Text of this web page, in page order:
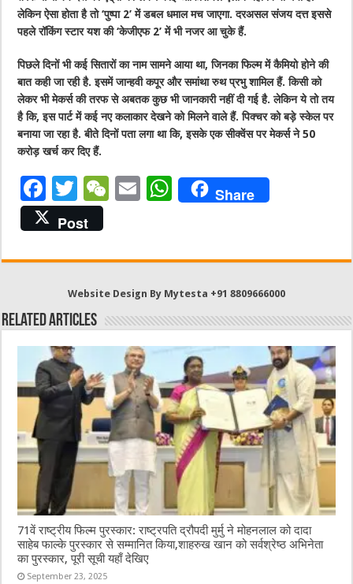
लेकिन ऐसा होता है तो ‘पुष्पा 2’ में डबल धमाल मच जाएगा. दरअसल संजय दत्त इससे
पहले रॉकिंग स्टार यश की ‘केजीएफ 2’ में भी नजर आ चुके हैं.
पिछले दिनों भी कई सितारों का नाम सामने आया था, जिनका फिल्म में कैमियो होने की
बात कही जा रही है. इसमें जान्हवी कपूर और समांथा रुथ प्रभु शामिल हैं. किसी को
लेकर भी मेकर्स की तरफ से अबतक कुछ भी जानकारी नहीं दी गई है. लेकिन ये तो तय
है कि, इस पार्ट में कई नए कलाकार देखने को मिलने वाले हैं. पिक्चर को बड़े स्केल पर
बनाया जा रहा है. बीते दिनों पता लगा था कि, इसके एक सीक्वेंस पर मेकर्स ने 50
करोड़ खर्च कर दिए हैं.
F
a
c
e
o
o
k
T
w
it
te
r
W
h
at
E
l
W
s
A
p
p
Share
Post
Website Design By Mytesta +91 8809666000
Related Articles
71वें राष्ट्रीय फिल्म पुरस्कार: राष्ट्रपति द्रौपदी मुर्मु ने मोहनलाल को दादा
साहेब फाल्के पुरस्कार से सम्मानित किया,शाहरुख खान को सर्वश्रेष्ठ अभिनेता
का पुरस्कार, पूरी सूची यहाँ देखिए
September 23, 2025